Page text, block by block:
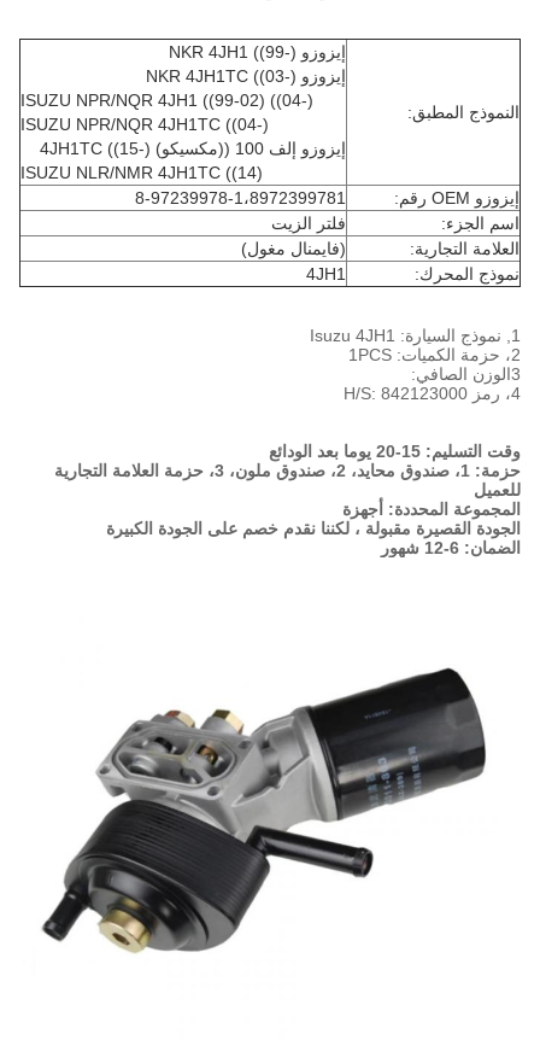
النموذج المطبق:
إيزوزو NKR 4JH1 ((99-)
إيزوزو NKR 4JH1TC ((03-)
ISUZU NPR/NQR 4JH1 ((99-02) ((04-)
ISUZU NPR/NQR 4JH1TC ((04-)
إيزوزو إلف 100 ((مكسيكو) 4JH1TC ((15-)
ISUZU NLR/NMR 4JH1TC ((14)
إيزوزو OEM رقم:
8-97239978-1،8972399781
اسم الجزء:
فلتر الزيت
العلامة التجارية:
(فايمنال مغول)
نموذج المحرك:
4JH1
4، رمز H/S: 842123000
وقت التسليم: 15-20 يوما بعد الودائع
حزمة: 1، صندوق محايد، 2، صندوق ملون، 3، حزمة العلامة التجارية
للعميل
المجموعة المحددة: أجهزة
الجودة القصيرة مقبولة ، لكننا نقدم خصم على الجودة الكبيرة
الضمان: 6-12 شهور